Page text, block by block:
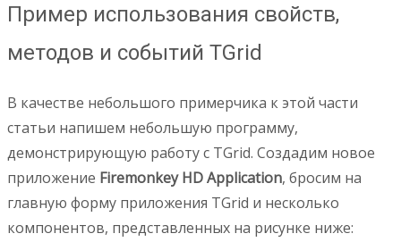
Пример использования свойств,
методов и событий TGrid
В качестве небольшого примерчика к этой части
статьи напишем небольшую программу,
демонстрирующую работу с TGrid. Создадим новое
приложение Firemonkey HD Application, бросим на
главную форму приложения TGrid и несколько
компонентов, представленных на рисунке ниже: